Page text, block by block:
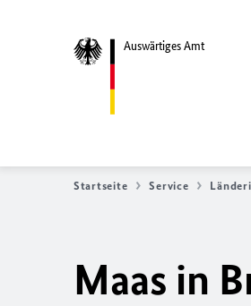
Auswärtiges Amt
Startseite Service
Maas in